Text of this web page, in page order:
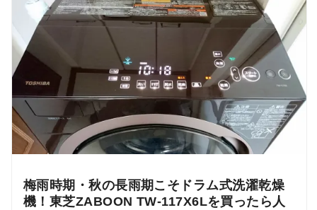
梅雨時期・秋の長雨期こそドラム式洗濯乾燥
機！東芝ZABOON TW-117X6Lを買ったら人